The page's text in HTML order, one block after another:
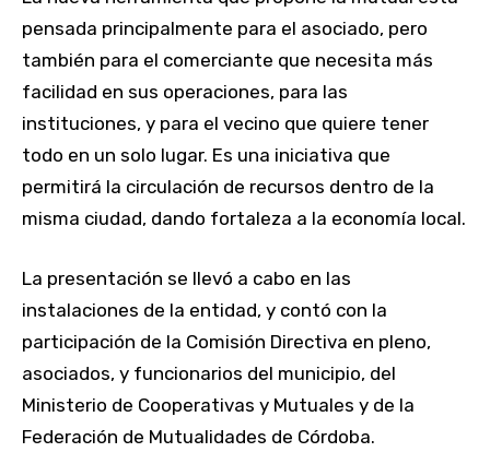
pensada principalmente para el asociado, pero
también para el comerciante que necesita más
facilidad en sus operaciones, para las
instituciones, y para el vecino que quiere tener
todo en un solo lugar. Es una iniciativa que
permitirá la circulación de recursos dentro de la
misma ciudad, dando fortaleza a la economía local.
La presentación se llevó a cabo en las
instalaciones de la entidad, y contó con la
participación de la Comisión Directiva en pleno,
asociados, y funcionarios del municipio, del
Ministerio de Cooperativas y Mutuales y de la
Federación de Mutualidades de Córdoba.